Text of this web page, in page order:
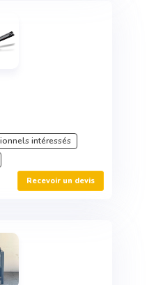
intéressés
Recevoir un devis